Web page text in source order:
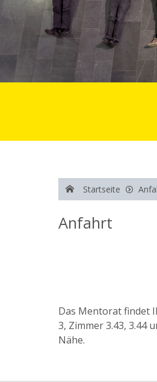
Startseite
Anfahrt
Das Mentorat findet
3, Zimmer 3.43, 3.44
Nähe.